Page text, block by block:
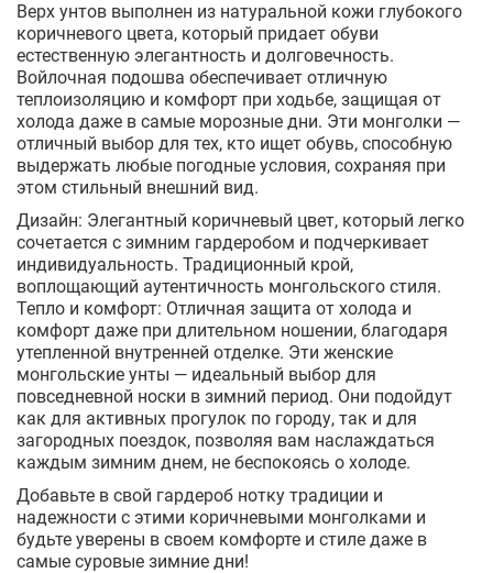
Верх унтов выполнен из натуральной кожи глубокого
коричневого цвета, который придает обуви
естественную элегантность и долговечность.
Войлочная подошва обеспечивает отличную
теплоизоляцию и комфорт при ходьбе, защищая от
холода даже в самые морозные дни. Эти монголки —
отличный выбор для тех, кто ищет обувь, способную
выдержать любые погодные условия, сохраняя при
этом стильный внешний вид.
Дизайн: Элегантный коричневый цвет, который легко
сочетается с зимним гардеробом и подчеркивает
индивидуальность. Традиционный крой,
воплощающий аутентичность монгольского стиля.
Тепло и комфорт: Отличная защита от холода и
комфорт даже при длительном ношении, благодаря
утепленной внутренней отделке. Эти женские
монгольские унты — идеальный выбор для
повседневной носки в зимний период. Они подойдут
как для активных прогулок по городу, так и для
загородных поездок, позволяя вам наслаждаться
каждым зимним днем, не беспокоясь о холоде.
Добавьте в свой гардероб нотку традиции и
надежности с этими коричневыми монголками и
будьте уверены в своем комфорте и стиле даже в
самые суровые зимние дни!